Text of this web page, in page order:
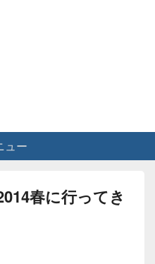
ュー
春に行ってき